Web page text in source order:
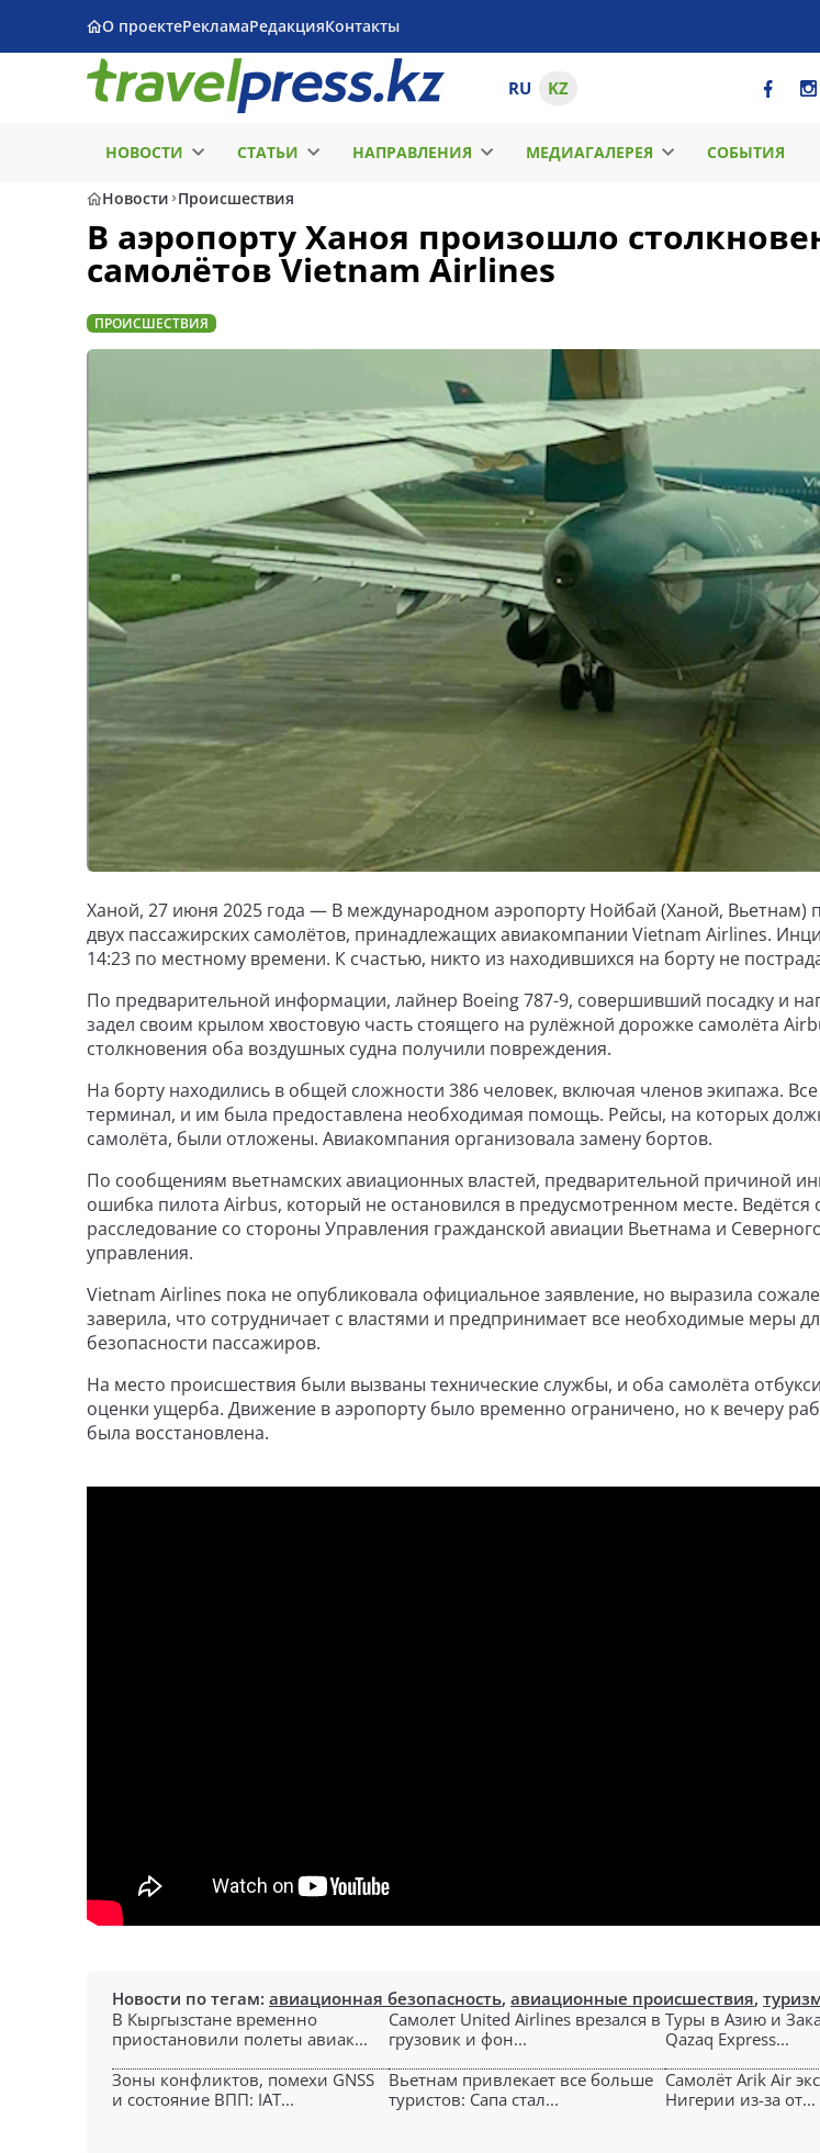
О проектеРекламаРедакцияКонтакты
RU KZ
НОВОСТИ СТАТЬИ НАПРАВЛЕНИЯ МЕДИАГАЛЕРЕЯ СОБЫТИЯ
Новости Происшествия
В аэропорту Ханоя произошло
самолётов Vietnam Airlines
ПРОИСШЕСТВИЯ
Ханой, 27 июня 2025 года — В международном аэропорту Нойбай (Ханой, Вьетнам)
двух пассажирских самолётов, принадлежащих авиакомпании Vietnam Airlines.
14:23 по местному времени. К счастью, никто из находившихся на борту не
По предварительной информации, лайнер Boeing 787-9, совершивший посадку и
задел своим крылом хвостовую часть стоящего на рулёжной дорожке самолёта
столкновения оба воздушных судна получили повреждения.
На борту находились в общей сложности 386 человек, включая членов экипажа.
терминал, и им была предоставлена необходимая помощь. Рейсы, на которых
самолёта, были отложены. Авиакомпания организовала замену бортов.
По сообщениям вьетнамских авиационных властей, предварительной причиной
ошибка пилота Airbus, который не остановился в предусмотренном месте.
расследование со стороны Управления гражданской авиации Вьетнама и
управления.
Vietnam Airlines пока не опубликовала официальное заявление, но выразила
заверила, что сотрудничает с властями и предпринимает все необходимые меры
безопасности пассажиров.
На место происшествия были вызваны технические службы, и оба самолёта
оценки ущерба. Движение в аэропорту было временно ограничено, но к вечеру
была восстановлена.
Новости по тегам: авиационная безопасность, авиационные происшествия,
В Кыргызстане временно
приостановили полеты авиак...
Самолет United Airlines врезался в
грузовик и фон...
Туры в Азию и
Qazaq Express...
Зоны конфликтов, помехи GNSS
и состояние ВПП: IAT...
Вьетнам привлекает все больше
туристов: Сапа стал...
Самолёт Arik Air
Нигерии из-за от...